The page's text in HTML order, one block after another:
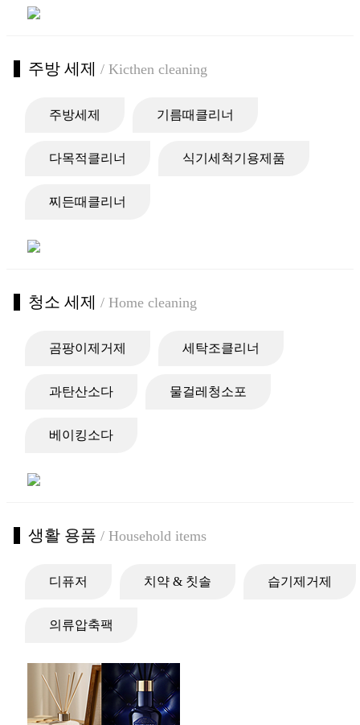
주방 세제 / Kicthen cleaning
주방세제 기름때클리너
다목적클리너 식기세척기용제품
찌든때클리너
청소 세제 / Home cleaning
곰팡이제거제 세탁조클리너
과탄산소다 물걸레청소포
베이킹소다
생활 용품 / Household items
디퓨저 치약 & 칫솔 습기제거제
의류압축팩